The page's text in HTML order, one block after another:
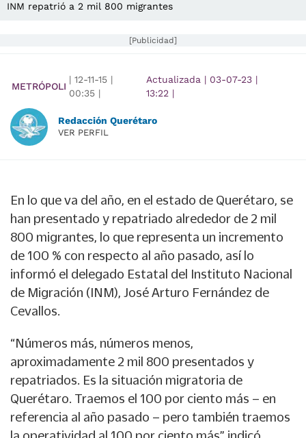
INM repatrió a 2 mil 800 migrantes
[Publicidad]
METRÓPOLI
| 12-11-15 |
00:35 |
Actualizada | 03-07-23 |
13:22 |
Redacción Querétaro
VER PERFIL
En lo que va del año, en el estado de Querétaro, se
han presentado y repatriado alrededor de 2 mil
800 migrantes, lo que representa un incremento
de 100 % con respecto al año pasado, así lo
informó el delegado Estatal del Instituto Nacional
de Migración (INM), José Arturo Fernández de
Cevallos.
“Números más, números menos,
aproximadamente 2 mil 800 presentados y
repatriados. Es la situación migratoria de
Querétaro. Traemos el 100 por ciento más – en
referencia al año pasado – pero también traemos